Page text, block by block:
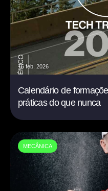
16 feb. 2026
Calendário de
práticas do que nunca
MECÂNICA